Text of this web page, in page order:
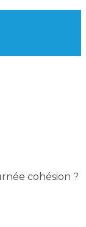
cohésion ?